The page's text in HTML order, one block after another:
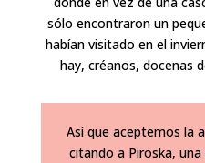
sólo encontraron un
habían visitado en el
hay, créanos, docenas
Así queaceptemos la
citando a Piroska,